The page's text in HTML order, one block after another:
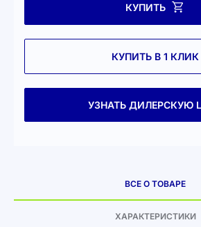
КУПИТЬ
КУПИТЬ В 1 КЛИК
УЗНАТЬ ДИЛЕРСКУЮ
ВСЕ О ТОВАРЕ
ХАРАКТЕРИСТИКИ